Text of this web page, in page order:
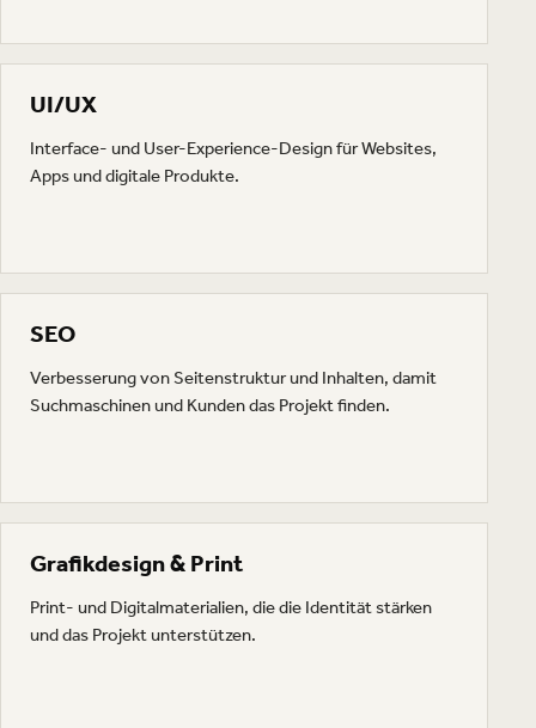
UI/UX
Interface- und User-Experience-Design für Websites,
Apps und digitale Produkte.
SEO
Verbesserung von Seitenstruktur und Inhalten, damit
Suchmaschinen und Kunden das Projekt finden.
Grafikdesign & Print
Print- und Digitalmaterialien, die die Identität stärken
und das Projekt unterstützen.